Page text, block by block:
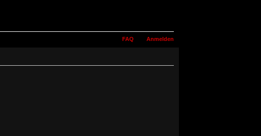
FAQ Anmelden